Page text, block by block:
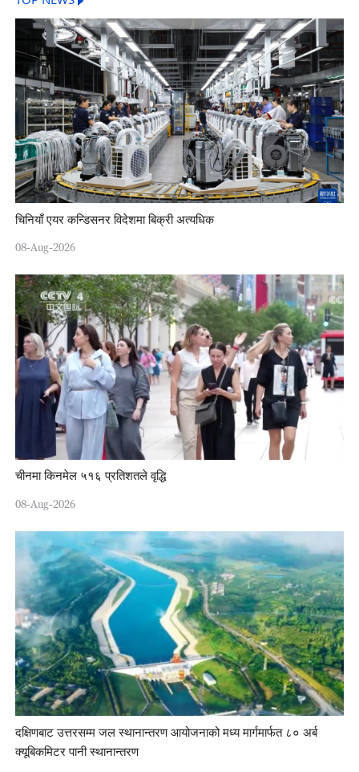
चिनियाँ एयर कन्डिसनर विदेशमा बिक्री अत्यधिक
08-Aug-2026
चीनमा किनमेल ५१६ प्रतिशतले वृद्धि
08-Aug-2026
दक्षिणबाट उत्तरसम्म जल स्थानान्तरण आयोजनाको मध्य मार्गमार्फत ८० अर्ब
क्यूबिकमिटर पानी स्थानान्तरण